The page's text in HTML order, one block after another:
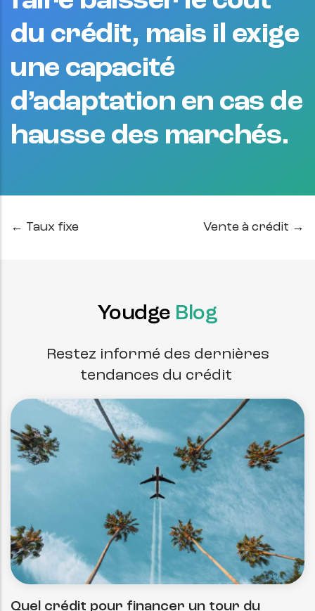
du crédit, mais il exige
une capacité
d’adaptation en cas de
hausse des marchés.
← Taux fixe Vente à crédit →
Youdge Blog
Restez informé des dernières
tendances du crédit
Quel crédit pour financer un tour du